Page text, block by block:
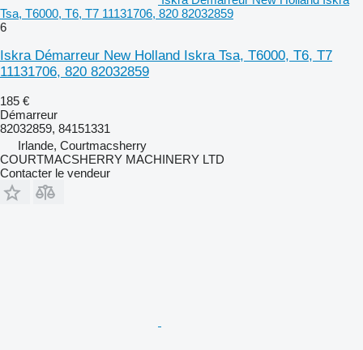
Tsa, T6000, T6, T7 11131706, 820 82032859
6
Iskra Démarreur New Holland Iskra Tsa, T6000, T6, T7
11131706, 820 82032859
185 €
Démarreur
82032859, 84151331
Irlande, Courtmacsherry
COURTMACSHERRY MACHINERY LTD
Contacter le vendeur